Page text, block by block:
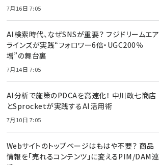
7月16日 7:05
AI検索時代、なぜSNSが重要？ フジドリームエア
ラインズが実践“フォロワー6倍・UGC200％
増”の舞台裏
7月14日 7:05
AI分析で施策のPDCAを高速化！ 中川政七商店
とSprocketが実践するAI活用術
7月10日 7:05
Webサイトのトップページはもはや不要？ 商品
情報を「売れるコンテンツ」に変えるPIM/DAM連